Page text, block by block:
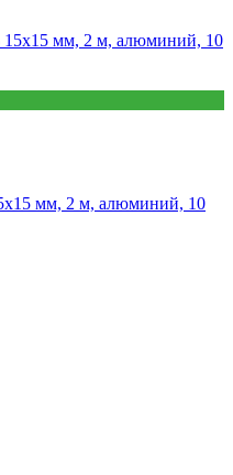
мм, 2 м, алюминий, 10